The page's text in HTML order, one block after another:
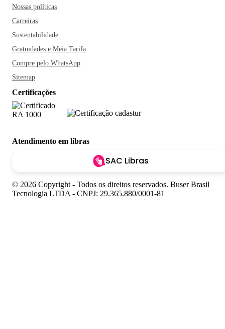
Nossas políticas
Carreiras
Sustentabilidade
Gratuidades e Meia Tarifa
Compre pelo WhatsApp
Sitemap
Certificações
Atendimento em libras
SAC Libras
© 2026 Copyright - Todos os direitos reservados. Buser Brasil
Tecnologia LTDA - CNPJ: 29.365.880/0001-81